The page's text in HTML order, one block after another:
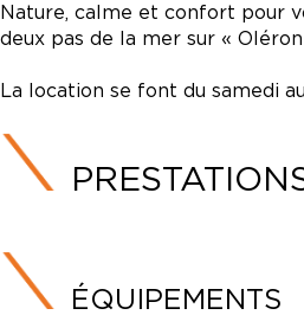
Nature, calme et confort pour
deux pas de la mer sur «
La location se font du samedi
ÉQUIPEMENTS